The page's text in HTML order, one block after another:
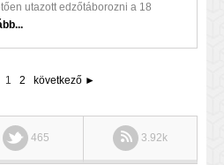
utazott edzőtáborozni a 18
1 2 következő ►
465 3.92k